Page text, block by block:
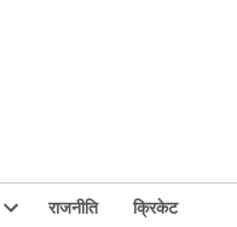
राजनीति
क्रिकेट